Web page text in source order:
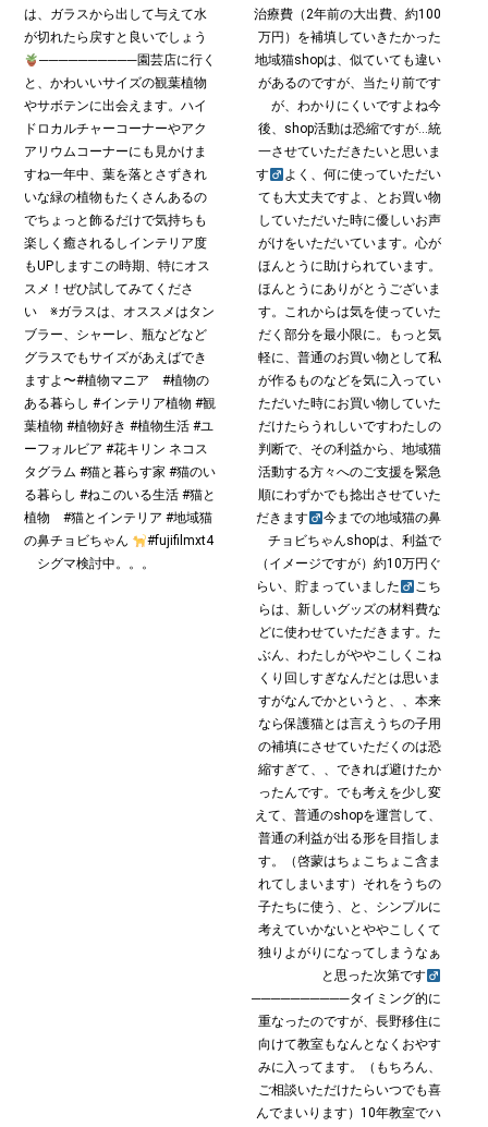
は、ガラスから出して与えて水
が切れたら戻すと良いでしょう
──────────園芸店に行く
と、かわいいサイズの観葉植物
やサボテンに出会えます。ハイ
ドロカルチャーコーナーやアク
アリウムコーナーにも見かけま
すね︎一年中、葉を落とさずきれ
いな緑の植物もたくさんあるの
でちょっと飾るだけで気持ちも
楽しく癒されるしインテリア度
もUPしますこの時期、特にオス
スメ！ぜひ試してみてくださ
い ※ガラスは、オススメはタン
ブラー、シャーレ、瓶などなど
グラスでもサイズがあえばでき
ますよ〜#植物マニア #植物の
ある暮らし #インテリア植物 #観
葉植物 #植物好き #植物生活 #ユ
ーフォルビア #花キリン ネコス
タグラム #猫と暮らす家 #猫のい
る暮らし #ねこのいる生活 #猫と
植物 #猫とインテリア #地域猫
の鼻チョビちゃん
#fujifilmxt4
シグマ検討中。。。
治療費（2年前の大出費、約100
万円）を補填していきたかった
地域猫shopは、似ていても違い
があるのですが、当たり前です
が、わかりにくいですよね今
後、shop活動は恐縮ですが…統
一させていただきたいと思いま
す‍
よく、何に使っていただい
ても大丈夫ですよ、とお買い物
していただいた時に優しいお声
がけをいただいています。心が
ほんとうに助けられています。
ほんとうにありがとうございま
す。これからは気を使っていた
だく部分を最小限に。もっと気
軽に、普通のお買い物として私
が作るものなどを気に入ってい
ただいた時にお買い物していた
だけたらうれしいですわたしの
判断で、その利益から、地域猫
活動する方々へのご支援を緊急
順にわずかでも捻出させていた
だきます‍
今までの地域猫の鼻
チョビちゃんshopは、利益で
（イメージですが）約10万円ぐ
らい、貯まっていました‍
こち
らは、新しいグッズの材料費な
どに使わせていただきます。た
ぶん、わたしがややこしくこね
くり回しすぎなんだとは思いま
すがなんでかというと、、本来
なら保護猫とは言えうちの子用
の補填にさせていただくのは恐
縮すぎて、、できれば避けたか
ったんです。でも考えを少し変
えて、普通のshopを運営して、
普通の利益が出る形を目指しま
す。（啓蒙はちょこちょこ含ま
れてしまいます）それをうちの
子たちに使う、と、シンプルに
考えていかないとややこしくて
独りよがりになってしまうなぁ
と思った次第です‍
──────────タイミング的に
重なったのですが、長野移住に
向けて教室もなんとなくおやす
みに入ってます。（もちろん、
ご相談いただけたらいつでも喜
んでまいります）10年教室でハ